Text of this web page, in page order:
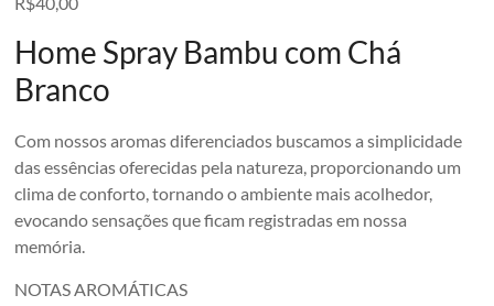
Home Spray Bambu com Chá
Branco
Com nossos aromas diferenciados buscamos a simplicidade
das essências oferecidas pela natureza, proporcionando um
clima de conforto, tornando o ambiente mais acolhedor,
evocando sensações que ficam registradas em nossa
memória.
NOTAS AROMÁTICAS